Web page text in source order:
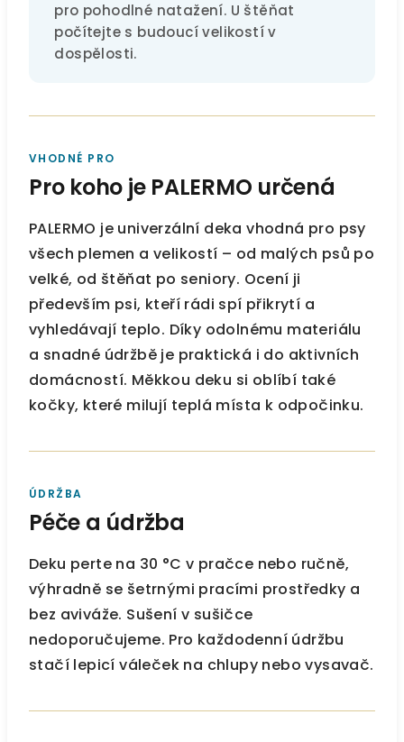
pro pohodlné natažení. U štěňat
počítejte s budoucí velikostí v
dospělosti.
VHODNÉ PRO
Pro koho je PALERMO určená
PALERMO je univerzální deka vhodná pro psy
všech plemen a velikostí – od malých psů po
velké, od štěňat po seniory. Ocení ji
především psi, kteří rádi spí přikrytí a
vyhledávají teplo. Díky odolnému materiálu
a snadné údržbě je praktická i do aktivních
domácností. Měkkou deku si oblíbí také
kočky, které milují teplá místa k odpočinku.
ÚDRŽBA
Péče a údržba
Deku perte na 30 °C v pračce nebo ručně,
výhradně se šetrnými pracími prostředky a
bez aviváže. Sušení v sušičce
nedoporučujeme. Pro každodenní údržbu
stačí lepicí váleček na chlupy nebo vysavač.